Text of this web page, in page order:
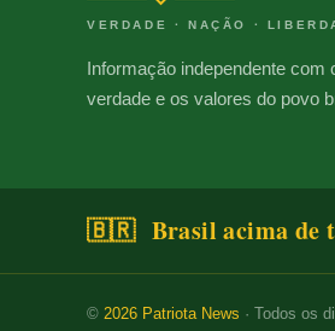
VERDADE · NAÇÃO ·
Informação independente
verdade e os valores do povo
🇧🇷 Brasil acima de
© 2026 Patriota News · Todos os